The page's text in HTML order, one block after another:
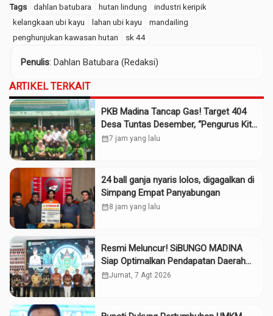
Tags dahlan batubara hutan lindung
industri keripik
kelangkaan ubi kayu
lahan ubi kayu
mandailing
penghunjukan kawasan hutan
sk 44
Penulis: Dahlan Batubara (Redaksi)
ARTIKEL TERKAIT
PKB Madina Tancap Gas! Target 404
Desa Tuntas Desember, “Pengurus Kita
Adalah Tokoh”
calendar_month7 jam yang lalu
24 ball ganja nyaris lolos, digagalkan di
Simpang Empat Panyabungan
calendar_month8 jam yang lalu
Resmi Meluncur! SiBUNGO MADINA
Siap Optimalkan Pendapatan Daerah
Madina
calendar_monthJumat, 7 Agt 2026